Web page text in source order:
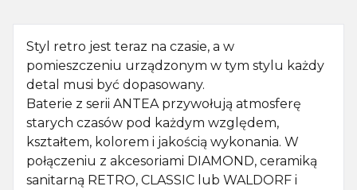
Styl retro jest teraz na czasie, a w
pomieszczeniu urządzonym w tym stylu każdy
detal musi być dopasowany.
Baterie z serii ANTEA przywołują atmosferę
starych czasów pod każdym względem,
kształtem, kolorem i jakością wykonania. W
połączeniu z akcesoriami DIAMOND, ceramiką
sanitarną RETRO, CLASSIC lub WALDORF i